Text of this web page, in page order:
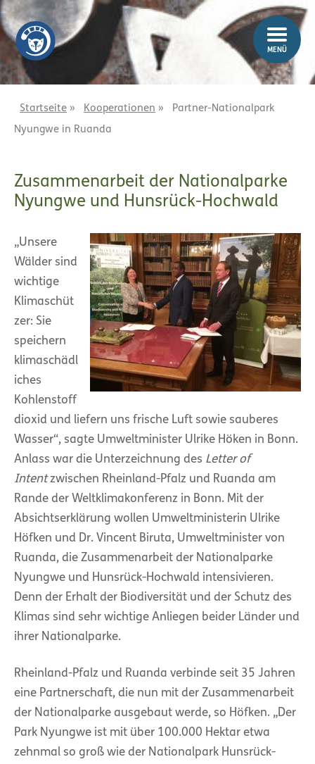
Z
u
m
n
Z
u
m
a
MENÜ
Startseite » Kooperationen »
Partner-Nationalpark
Nyungwe in Ruanda
Zusammenarbeit der Nationalparke
Nyungwe und Hunsrück-Hochwald
„Unsere
Wälder sind
wichtige
Klimaschüt
zer: Sie
speichern
klimaschädl
iches
Kohlenstoff
dioxid und liefern uns frische Luft sowie sauberes
Wasser“, sagte Umweltminister Ulrike Höken in Bonn.
Anlass war die Unterzeichnung des Letter of
Intentzwischen Rheinland-Pfalz und Ruanda am
Rande der Weltklimakonferenz in Bonn. Mit der
Absichtserklärung wollen Umweltministerin Ulrike
Höfken und Dr. Vincent Biruta, Umweltminister von
Ruanda, die Zusammenarbeit der Nationalparke
Nyungwe und Hunsrück-Hochwald intensivieren.
Denn der Erhalt der Biodiversität und der Schutz des
Klimas sind sehr wichtige Anliegen beider Länder und
ihrer Nationalparke.
Rheinland-Pfalz und Ruanda verbinde seit 35 Jahren
eine Partnerschaft, die nun mit der Zusammenarbeit
der Nationalparke ausgebaut werde, so Höfken. „Der
Park Nyungwe ist mit über 100.000 Hektar etwa
zehnmal so groß wie der Nationalpark Hunsrück-